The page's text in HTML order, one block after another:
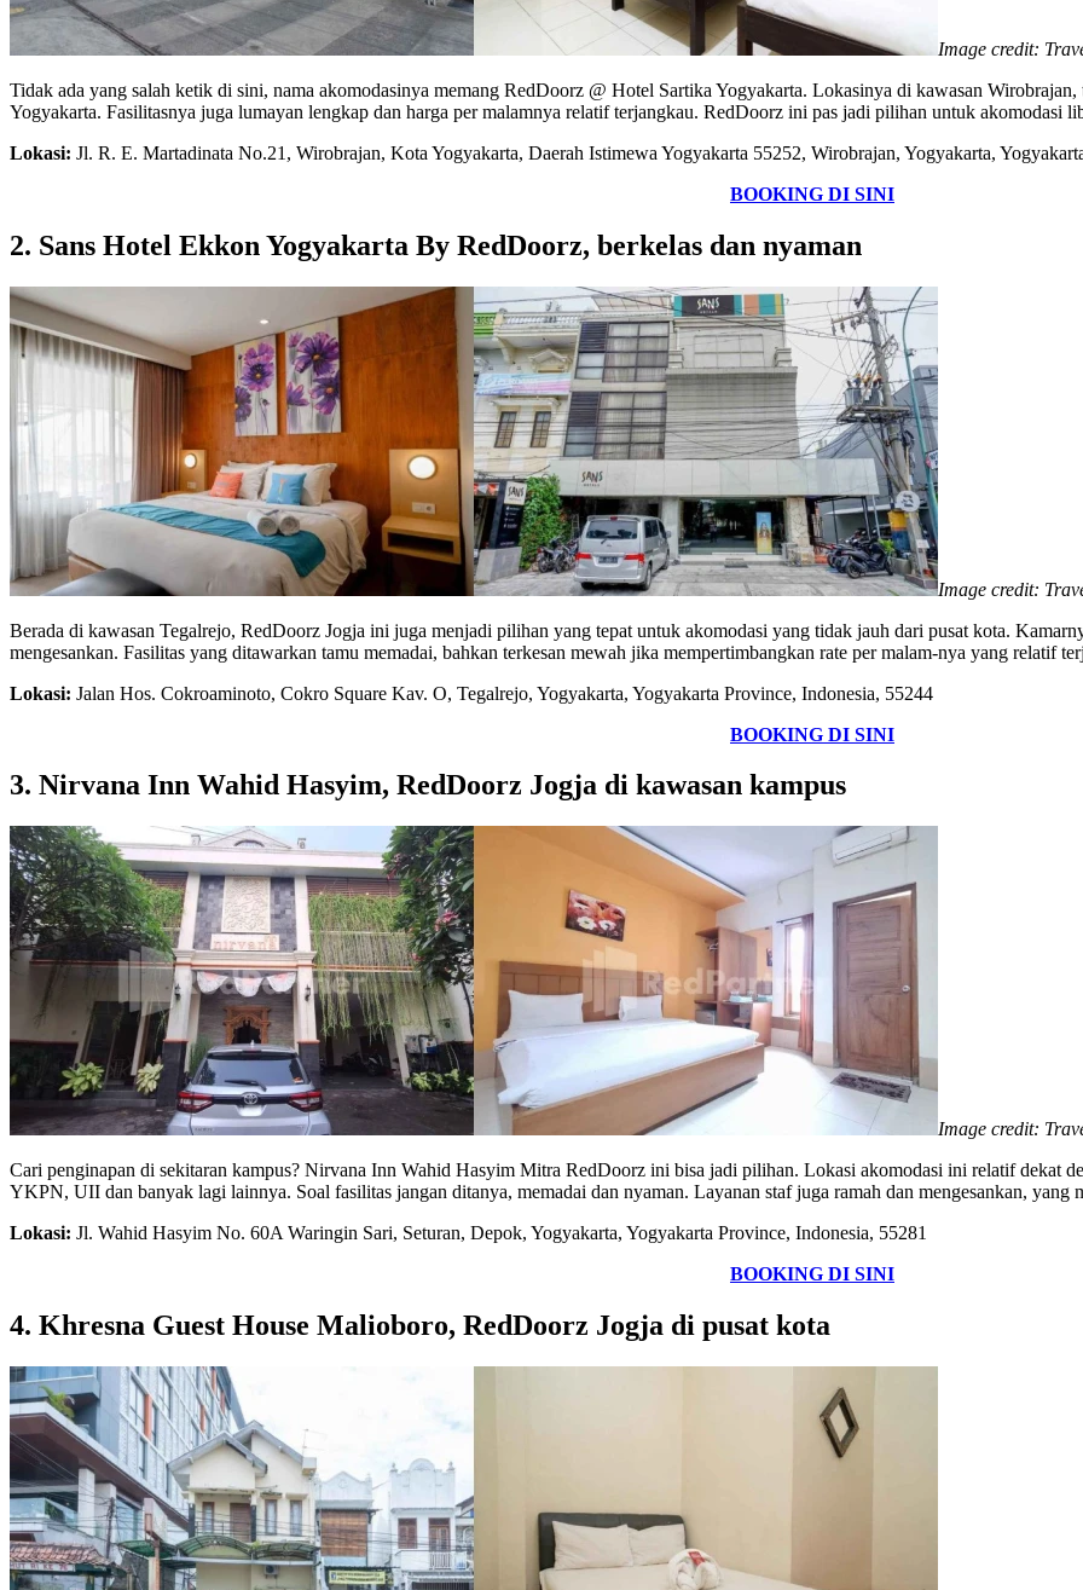
Image credit:
Tidak ada yang salah ketik di sini, nama akomodasinya memang RedDoorz @ Hotel Sartika Yogyakarta. Lokasinya di kawasan
Yogyakarta. Fasilitasnya juga lumayan lengkap dan harga per malamnya relatif terjangkau. RedDoorz ini pas jadi pilihan untuk akomodasi
Lokasi: Jl. R. E. Martadinata No.21, Wirobrajan, Kota Yogyakarta, Daerah Istimewa Yogyakarta 55252, Wirobrajan, Yogyakarta,
BOOKING DI SINI
2. Sans Hotel Ekkon Yogyakarta By RedDoorz, berkelas dan nyaman
Image credit:
Berada di kawasan Tegalrejo, RedDoorz Jogja ini juga menjadi pilihan yang tepat untuk akomodasi yang tidak jauh dari pusat kota.
mengesankan. Fasilitas yang ditawarkan tamu memadai, bahkan terkesan mewah jika mempertimbangkan rate per malam-nya yang relatif
Lokasi: Jalan Hos. Cokroaminoto, Cokro Square Kav. O, Tegalrejo, Yogyakarta, Yogyakarta Province, Indonesia, 55244
BOOKING DI SINI
3. Nirvana Inn Wahid Hasyim, RedDoorz Jogja di kawasan kampus
Image credit:
Cari penginapan di sekitaran kampus? Nirvana Inn Wahid Hasyim Mitra RedDoorz ini bisa jadi pilihan. Lokasi akomodasi ini relatif dekat
YKPN, UII dan banyak lagi lainnya. Soal fasilitas jangan ditanya, memadai dan nyaman. Layanan staf juga ramah dan mengesankan, yang
Lokasi: Jl. Wahid Hasyim No. 60A Waringin Sari, Seturan, Depok, Yogyakarta, Yogyakarta Province, Indonesia, 55281
BOOKING DI SINI
4. Khresna Guest House Malioboro, RedDoorz Jogja di pusat kota